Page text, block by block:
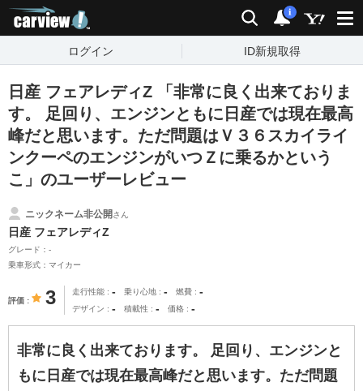
検索 通知
i
ログイン ID新規取得
日産 フェアレディZ 「非常に良く出来ておりま
す。 足回り、エンジンともに日産では現在最高
峰だと思います。ただ問題はＶ３６スカイライ
ンクーペのエンジンがいつＺに乗るかという
こ」のユーザーレビュー
ニックネーム非公開さん
日産 フェアレディZ
グレード：-
乗車形式：マイカー
評価 3 走行性能 - 乗り心地 - 燃費 -
デザイン - 積載性 - 価格 -
非常に良く出来ております。 足回り、エンジンと
もに日産では現在最高峰だと思います。ただ問題